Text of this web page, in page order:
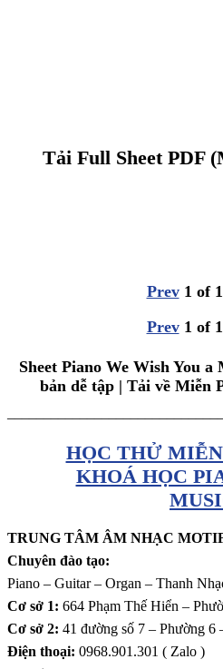
Tải Full Sheet PDF
Prev 1 of 1
Prev 1 of 1
Sheet Piano We Wish You
bản dễ tập | Tải về Miễn
HỌC THỬ
KHOÁ HỌC
TRUNG TÂM ÂM NHẠC
Chuyên đào tạo:
Piano – Guitar – Organ – Thanh
Cơ sở 1: 664 Phạm Thế Hiển –
Cơ sở 2: 41 đường số 7 – Phường
Điện thoại: 0968.901.301 ( Zalo )